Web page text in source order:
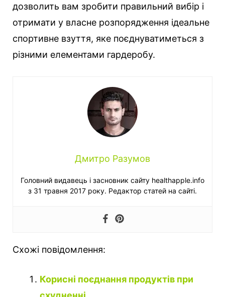
дозволить вам зробити правильний вибір і
отримати у власне розпорядження ідеальне
спортивне взуття, яке поєднуватиметься з
різними елементами гардеробу.
Дмитро Разумов
Головний видавець і засновник сайту healthapple.info
з 31 травня 2017 року. Редактор статей на сайті.
Схожі повідомлення:
Корисні поєднання продуктів при